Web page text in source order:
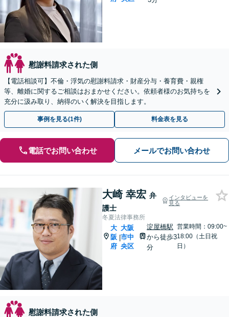
慰謝料請求された側
【電話相談可】不倫・浮気の慰謝料請求・財産分与・養育費・親権
等、離婚に関するご相談はおまかせください。依頼者様のお気持ちを
充分に汲み取り、納得のいく解決を目指します。
事例を見る(1件) 料金表を見る
電話でお問い合わせ メールでお問い合わせ
大崎 幸宏 弁
護士
インタビューを
見る
冬夏法律事務所
大
阪
府
|
大阪
市中
央区
淀屋橋駅
から徒歩3
分
営業時間：09:00~
18:00（土日祝
日）
慰謝料請求された側